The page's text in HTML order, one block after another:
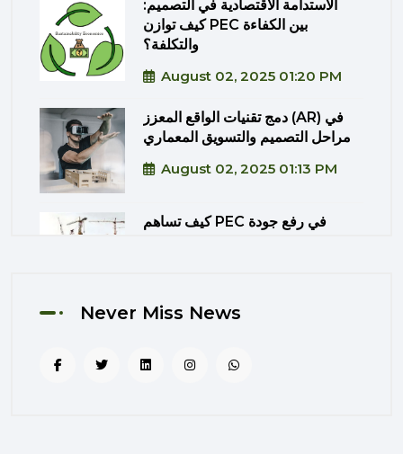
الاستدامة الاقتصادية في التصميم:
كيف توازن PEC بين الكفاءة
والتكلفة؟
August 02, 2025 01:20 PM
دمج تقنيات الواقع المعزز (AR) في
مراحل التصميم والتسويق المعماري
August 02, 2025 01:13 PM
كيف تساهم PEC في رفع جودة
أكثر إنسانية
Never Miss News